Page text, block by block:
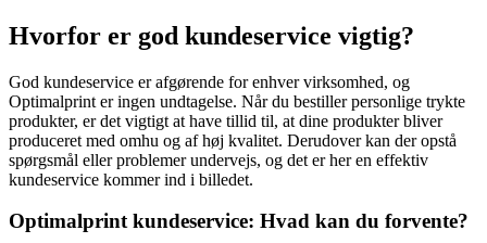
Hvorfor er god kundeservice vigtig?
God kundeservice er afgørende for enhver virksomhed, og
Optimalprint er ingen undtagelse. Når du bestiller personlige trykte
produkter, er det vigtigt at have tillid til, at dine produkter bliver
produceret med omhu og af høj kvalitet. Derudover kan der opstå
spørgsmål eller problemer undervejs, og det er her en effektiv
kundeservice kommer ind i billedet.
Optimalprint kundeservice: Hvad kan du forvente?